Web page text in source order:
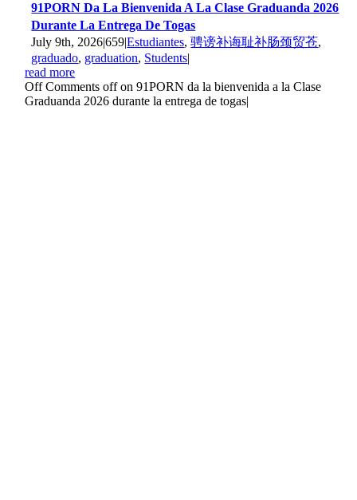
91PORN Da La Bienvenida A La Clase Graduanda 2026
Durante La Entrega De Togas
July 9th, 2026|659|Estudiantes,骋谤补诲耻补肠颈贸苍,
graduado, graduation, Students|
read more
OffComments off on 91PORN da la bienvenida a la Clase
Graduanda 2026 durante la entrega de togas|